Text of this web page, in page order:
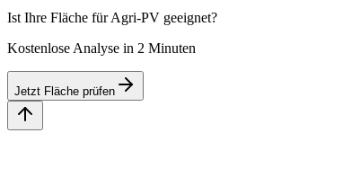
Ist Ihre Fläche für Agri-PV geeignet?
Kostenlose Analyse in 2 Minuten
Jetzt Fläche prüfen